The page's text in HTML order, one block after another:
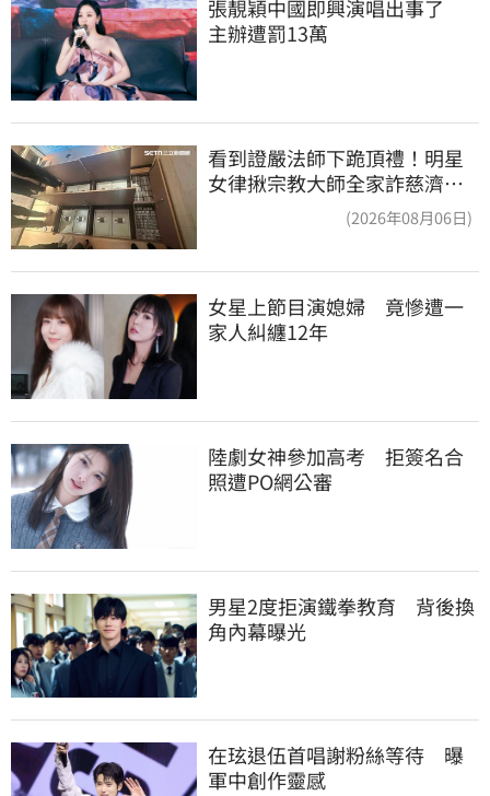
張靚穎中國即興演唱出事了
主辦遭罰13萬
看到證嚴法師下跪頂禮！明星
女律揪宗教大師全家詐慈濟…
(2026年08月06日)
女星上節目演媳婦　竟慘遭一
家人糾纏12年
陸劇女神參加高考　拒簽名合
照遭PO網公審
男星2度拒演鐵拳教育　背後換
角內幕曝光
在玹退伍首唱謝粉絲等待　曝
軍中創作靈感